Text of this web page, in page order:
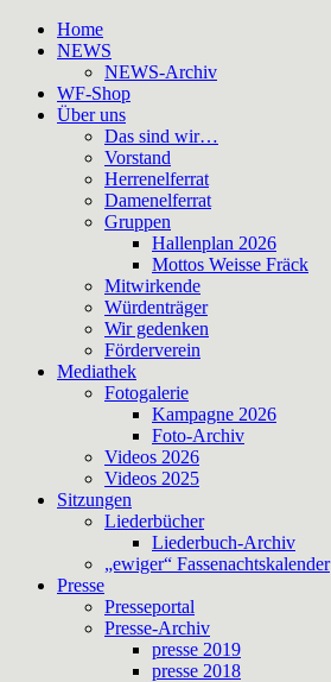
Home
NEWS
NEWS-Archiv
WF-Shop
Über uns
Das sind wir…
Vorstand
Herrenelferrat
Damenelferrat
Gruppen
Hallenplan 2026
Mottos Weisse Fräck
Mitwirkende
Würdenträger
Wir gedenken
Förderverein
Mediathek
Fotogalerie
Kampagne 2026
Foto-Archiv
Videos 2026
Videos 2025
Sitzungen
Liederbücher
Liederbuch-Archiv
„ewiger“ Fassenachtskalender
Presse
Presseportal
Presse-Archiv
presse 2019
presse 2018